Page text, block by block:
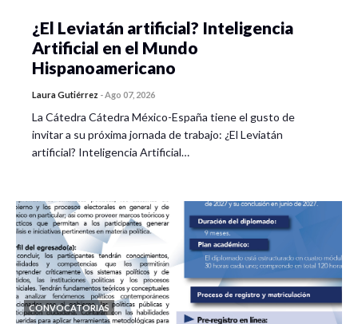
¿El Leviatán artificial? Inteligencia
Artificial en el Mundo
Hispanoamericano
Laura Gutiérrez -Ago 07, 2026
La Cátedra Cátedra México-España tiene el gusto de
invitar a su próxima jornada de trabajo: ¿El Leviatán
artificial? Inteligencia Artificial…
CONVOCATORIAS